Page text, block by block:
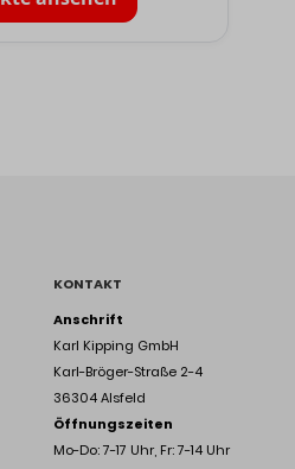
KONTAKT
Anschrift
Karl Kipping GmbH
Karl-Bröger-Straße 2-4
36304 Alsfeld
Öffnungszeiten
Mo-Do: 7-17 Uhr, Fr: 7-14 Uhr